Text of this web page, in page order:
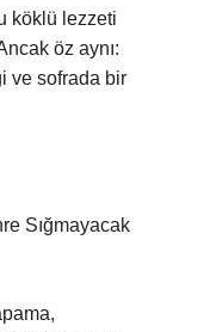
köklü lezzeti
öz aynı:
ve sofrada bir
Sığmayacak